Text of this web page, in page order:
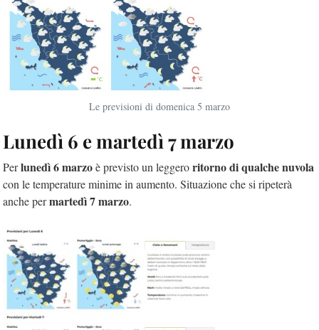
Le previsioni di domenica 5 marzo
Lunedì 6 e martedì 7 marzo
Perlunedì 6 marzoè previsto un leggeroritorno di qualche nuvola
con le temperature minime in aumento. Situazione che si ripeterà
anche permartedì 7 marzo.